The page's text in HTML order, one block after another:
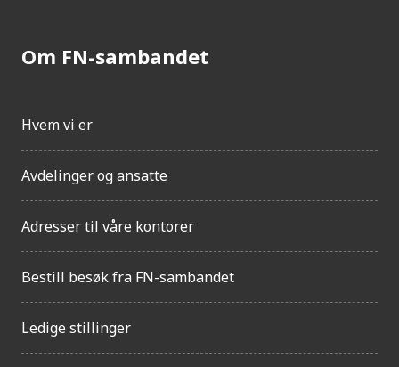
Om FN-sambandet
Hvem vi er
Avdelinger og ansatte
Adresser til våre kontorer
Bestill besøk fra FN-sambandet
Ledige stillinger